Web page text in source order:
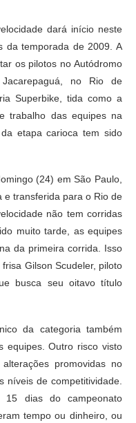
dará início neste
da temporada de 2009. A
os pilotos no Autódromo
no Rio de
Superbike, tida como a
trabalho das equipes na
etapa carioca tem sido
(24) em São Paulo,
e transferida para o Rio de
não tem corridas
muito tarde, as equipes
da primeira corrida. Isso
Gilson Scudeler, piloto
busca seu oitavo título
da categoria também
equipes. Outro risco visto
promovidas no
níveis de competitividade.
15 dias do campeonato
tempo ou dinheiro, ou